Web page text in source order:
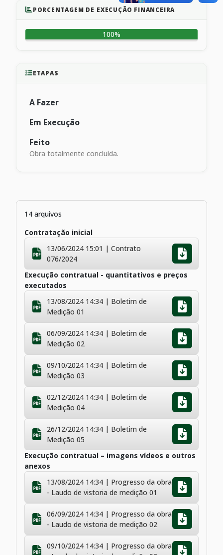
PORCENTAGEM DE EXECUÇÃO FINANCEIRA
100%
ETAPAS
A Fazer
Em Execução
Feito
Obra totalmente concluída.
14 arquivos
Contratação inicial
13/06/2024 15:01 | Contrato
076/2024
Execução contratual - quantitativos e preços
executados
13/08/2024 14:34 | Boletim de
Medição 01
06/09/2024 14:34 | Boletim de
Medição 02
09/10/2024 14:34 | Boletim de
Medição 03
02/12/2024 14:34 | Boletim de
Medição 04
26/12/2024 14:34 | Boletim de
Medição 05
Execução contratual – imagens vídeos e outros
anexos
13/08/2024 14:34 | Progresso da obra
- Laudo de vistoria de medição 01
06/09/2024 14:34 | Progresso da obra
- Laudo de vistoria de medição 02
09/10/2024 14:34 | Progresso da obra